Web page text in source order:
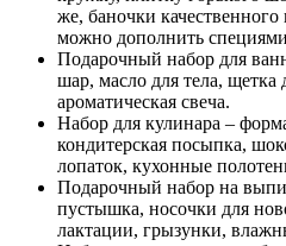
же, баночки
можно дополнить
Подарочный набор для
шар, масло для тела, щетка
ароматическая свеча.
Набор для кулинара –
кондитерская посыпка,
лопаток, кухонные
Подарочный набор на
пустышка, носочки для
лактации, грызунки,